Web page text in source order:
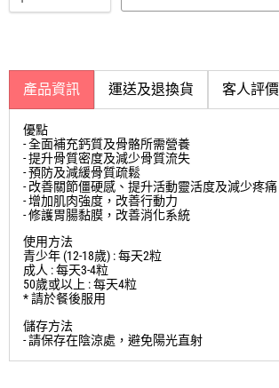
產品資訊 運送及退換貨 客人評價
優點
- 全面補充鈣質及骨骼所需營養
- 提升骨質密度及減少骨質流失
- 預防及減緩骨質疏鬆
- 改善關節僵硬感、提升活動靈活度及減少疼痛
- 增加肌肉強度，改善行動力
- 修護胃腸黏膜，改善消化系統
使用方法
青少年 (12-18歲) : 每天2粒
成人 : 每天3-4粒
50歲或以上 : 每天4粒
* 請於餐後服用
儲存方法
- 請保存在陰涼處，避免陽光直射